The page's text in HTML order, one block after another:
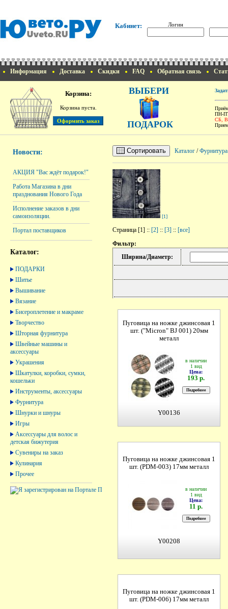
Кабинет: Логин
Информация Доставка Скидки FAQ Обратная связь
Корзина:
Корзина пуста.
ВЫБЕРИ
ПОДАРОК
ПН-
СБ,
Новости:
АКЦИЯ "Вас ждёт подарок!"
Работа Магазина в дни
празднования Нового Года
Исполнение заказов в дни
самоизоляции.
Портал поставщиков
Каталог:
ПОДАРКИ
Шитье
Вышивание
Вязание
Бисероплетение и макраме
Творчество
Шторная фурнитура
Швейные машины и
аксессуары
Украшения
Шкатулки, коробки, сумки,
кошельки
Инструменты, аксессуары
Фурнитура
Шнурки и шнуры
Игры
Аксессуары для волос и
детская бижутерия
Сувениры на заказ
Кулинария
Прочее
Сортировать Каталог /Фурнитура
[1]
Страница [1] :: [2] :: [3] :: [все]
Фильтр:
Ширина/Диаметр:
Пуговица на ножке джинсовая 1
шт. ("Micron" BJ 001) 20мм
металл
в наличии
1 вид
Цена:
193 р.
Y00136
Пуговица на ножке джинсовая 1
шт. (PDM-003) 17мм металл
в наличии
1 вид
Цена:
11 р.
Y00208
Пуговица на ножке джинсовая 1
шт. (PDM-006) 17мм металл